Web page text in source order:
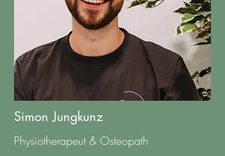
Simon Jungkunz
Physiotherapeut & Osteopath